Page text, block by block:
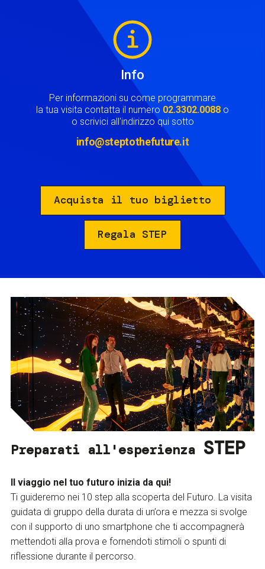
Info
Per informazioni su come programmare
la tua visita contatta il numero 02.3302.0088 o
o scrivici all'indirizzo qui sotto
info@steptothefuture.it
Acquista il tuo biglietto
Regala STEP
Preparati all'esperienza STEP
Il viaggio nel tuo futuro inizia da qui!
Ti guideremo nei 10 step alla scoperta del Futuro. La visita
guidata di gruppo della durata di un’ora e mezza si svolge
con il supporto di uno smartphone che ti accompagnerà
mettendoti alla prova e fornendoti stimoli o spunti di
riflessione durante il percorso.